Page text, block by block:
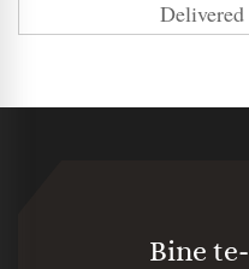
Bine